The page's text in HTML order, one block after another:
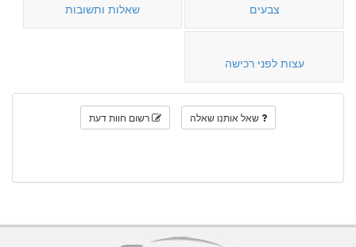
צבעים שאלות ותשובות
עצות לפני רכישה
שאל אותנו שאלה רשום חוות דעת